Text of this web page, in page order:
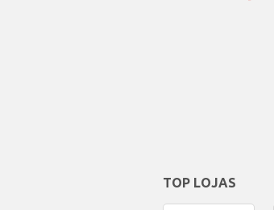
TOP LOJAS